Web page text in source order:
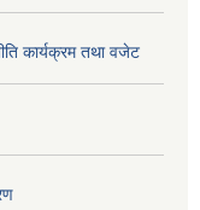
कार्यक्रम तथा वजेट